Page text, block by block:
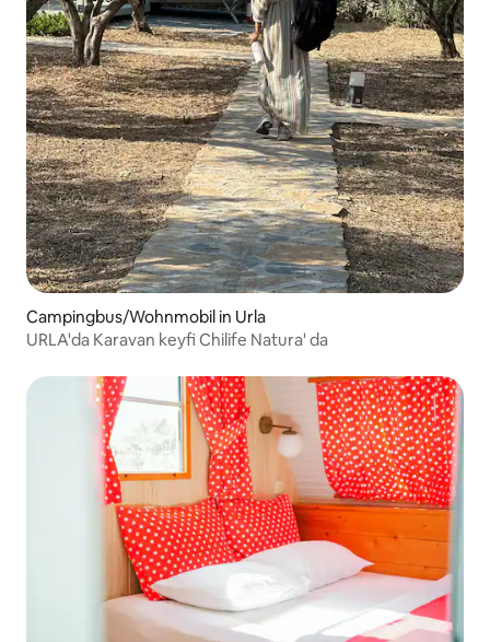
Campingbus/Wohnmobil in Urla
URLA'da Karavan keyfi Chilife Natura' da